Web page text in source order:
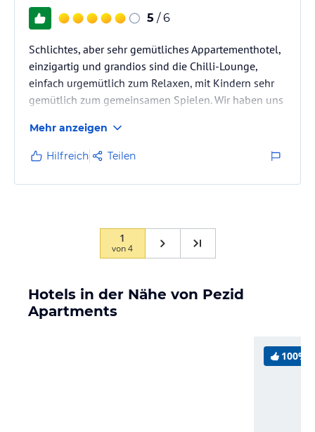
5 / 6
Schlichtes, aber sehr gemütliches Appartementhotel,
einzigartig und grandios sind die Chilli-Lounge,
einfach urgemütlich zum Relaxen, mit Kindern sehr
gemütlich zum gemeinsamen Spielen. Wir haben uns
ausgestattet, was man braucht, schön auch das
platzsparende Unterschieben des Bettes unter die
Chilli-Lounge, somit hat man mehr Platz tagsüber. Die
Wege zum Einkaufen und zur Seilbahn oder U-
Mehr anzeigen
Hilfreich Teilen
1
von4
Hotels in der Nähe von Pezid
Apartments
100%